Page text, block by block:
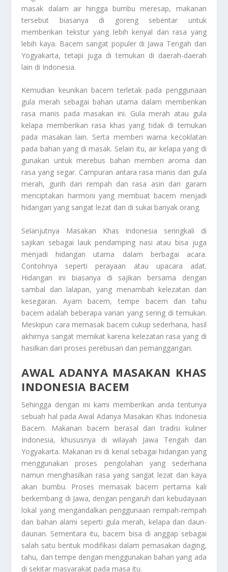
masak dalam air hingga bumbu meresap, makanan
tersebut biasanya di goreng sebentar untuk
memberikan tekstur yang lebih kenyal dan rasa yang
lebih kaya. Bacem sangat populer di Jawa Tengah dan
Yogyakarta, tetapi juga di temukan di daerah-daerah
lain di Indonesia.
Kemudian keunikan bacem terletak pada penggunaan
gula merah sebagai bahan utama dalam memberikan
rasa manis pada masakan ini. Gula merah atau gula
kelapa memberikan rasa khas yang tidak di temukan
pada masakan lain. Serta memberi warna kecoklatan
pada bahan yang di masak. Selain itu, air kelapa yang di
gunakan untuk merebus bahan memberi aroma dan
rasa yang segar. Campuran antara rasa manis dari gula
merah, gurih dari rempah dan rasa asin dari garam
menciptakan harmoni yang membuat bacem menjadi
hidangan yang sangat lezat dan di sukai banyak orang.
Selanjutnya Masakan Khas Indonesia seringkali di
sajikan sebagai lauk pendamping nasi atau bisa juga
menjadi hidangan utama dalam berbagai acara.
Contohnya seperti perayaan atau upacara adat.
Hidangan ini biasanya di sajikan bersama dengan
sambal dan lalapan, yang menambah kelezatan dan
kesegaran. Ayam bacem, tempe bacem dan tahu
bacem adalah beberapa varian yang sering di temukan.
Meskipun cara memasak bacem cukup sederhana, hasil
akhirnya sangat memikat karena kelezatan rasa yang di
hasilkan dari proses perebusan dan pemanggangan.
AWAL ADANYA MASAKAN KHAS
INDONESIA BACEM
Sehingga dengan ini kami memberikan anda tentunya
sebuah hal padaAwal Adanya Masakan Khas Indonesia
Bacem. Makanan bacem berasal dari tradisi kuliner
Indonesia, khususnya di wilayah Jawa Tengah dan
Yogyakarta. Makanan ini di kenal sebagai hidangan yang
menggunakan proses pengolahan yang sederhana
namun menghasilkan rasa yang sangat lezat dan kaya
akan bumbu. Proses memasak bacem pertama kali
berkembang di Jawa, dengan pengaruh dari kebudayaan
lokal yang mengandalkan penggunaan rempah-rempah
dan bahan alami seperti gula merah, kelapa dan daun-
daunan. Sementara itu, bacem bisa di anggap sebagai
salah satu bentuk modifikasi dalam pemasakan daging,
tahu, dan tempe dengan menggunakan bahan yang ada
di sekitar masyarakat pada masa itu.